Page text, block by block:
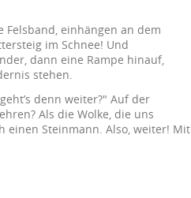
einhängen an dem
im Schnee! Und
dann eine Rampe hinauf,
stehen.
denn weiter?" Auf der
Als die Wolke, die uns
einen Steinmann. Also, weiter! Mit